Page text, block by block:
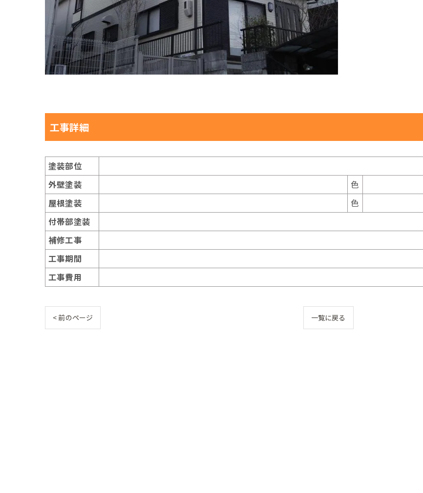
工事詳細
塗装部位
外壁塗装
色
屋根塗装
色
付帯部塗装
補修工事
工事期間
工事費用
< 前のページ 一覧に戻る